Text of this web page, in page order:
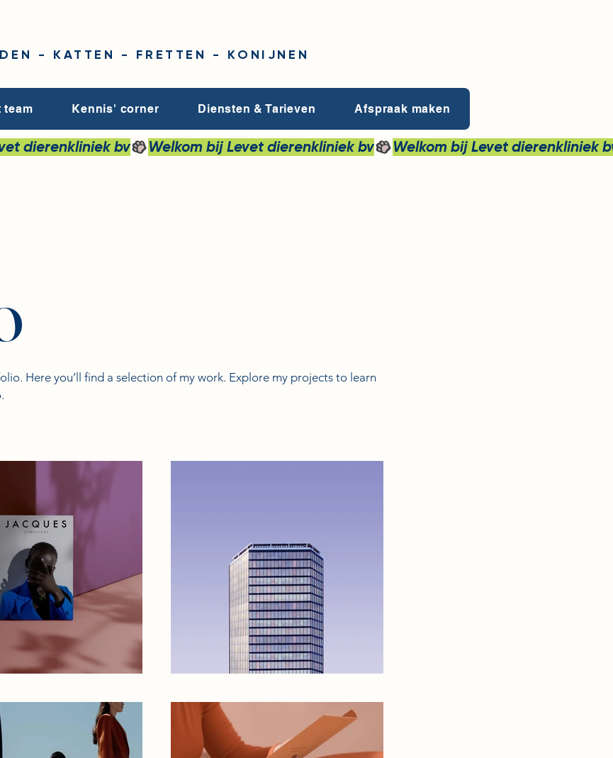
- KATTEN - FRETTEN - KONIJNEN
team Kennis' corner Diensten & Tarieven Afspraak maken
Here you’ll find a selection of my work. Explore my projects to learn